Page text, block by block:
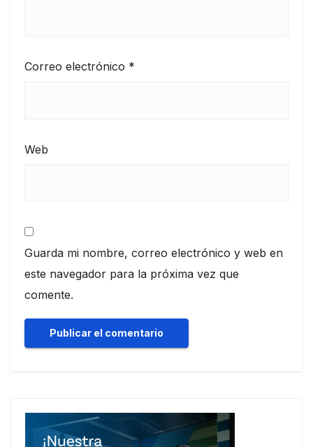
Correo electrónico *
Web
Guarda mi nombre, correo electrónico y web en
este navegador para la próxima vez que
comente.